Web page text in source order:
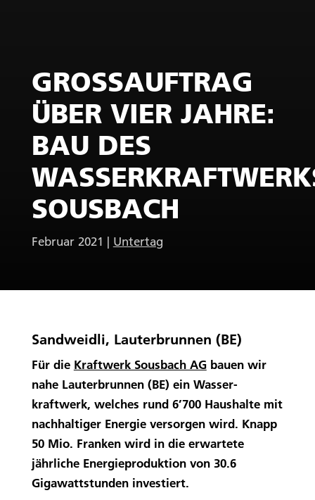
GROSSAUFTRAG
ÜBER VIER JAHRE:
BAU DES
SOUSBACH
Februar 2021 Untertag
Sandweidli, Lauterbrunnen (BE)
Für die Kraftwerk Sousbach AGbauen wir
nahe Lauterbrunnen (BE) ein Wasser­
kraftwerk, welches rund 6’700 Haushalte mit
nachhaltiger Energie versorgen wird. Knapp
50 Mio. Franken wird in die erwartete
jährliche Energieproduktion von 30.6
Gigawattstunden investiert.